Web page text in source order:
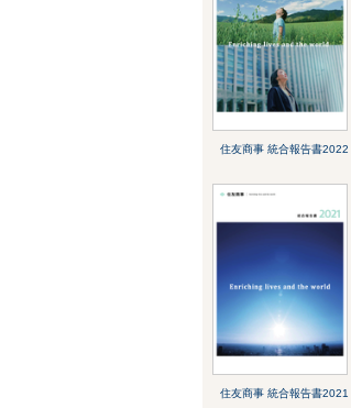
住友商事 統合報告書2022
住友商事 統合報告書2021